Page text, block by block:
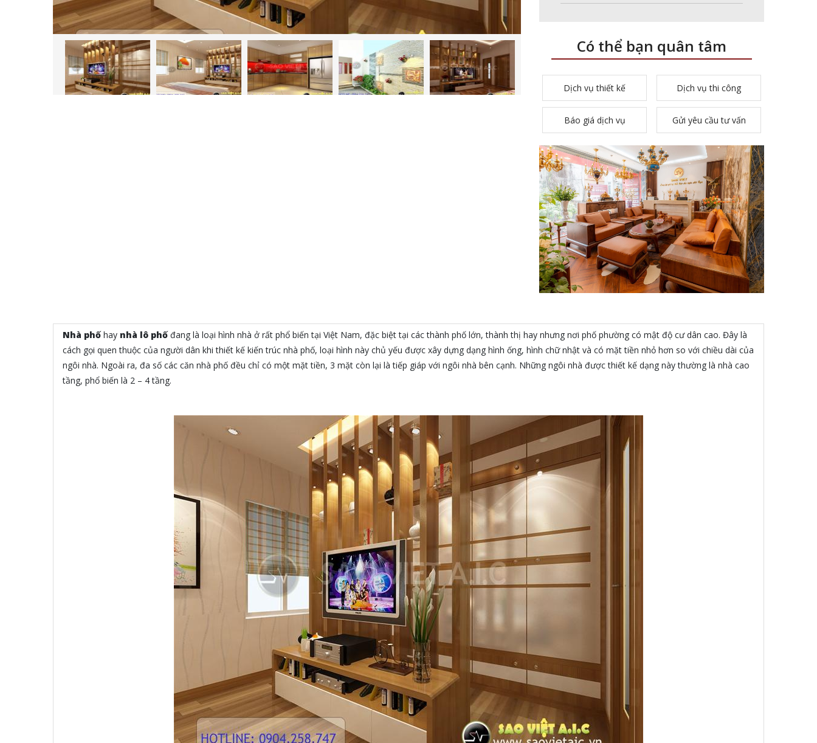
Có thể bạn quân tâm
Dịch vụ thiết kế Dịch vụ thi công
Báo giá dịch vụ Gửi yêu cầu tư vấn
Nhà phốhay nhà lô phốđang là loại hình nhà ở rất phổ biến tại Việt Nam, đặc biệt tại các thành phố lớn, thành thị hay nhưng nơi phố phường có mật độ cư dân cao. Đây là
cách gọi quen thuộc của người dân khi thiết kế kiến trúc nhà phố, loại hình này chủ yếu được xây dựng dạng hình ống, hình chữ nhật và có mặt tiền nhỏ hơn so với chiều dài của
ngôi nhà. Ngoài ra, đa số các căn nhà phố đều chỉ có một mặt tiền, 3 mặt còn lại là tiếp giáp với ngôi nhà bên cạnh. Những ngôi nhà được thiết kế dạng này thường là nhà cao
tầng, phổ biến là 2 – 4 tầng.